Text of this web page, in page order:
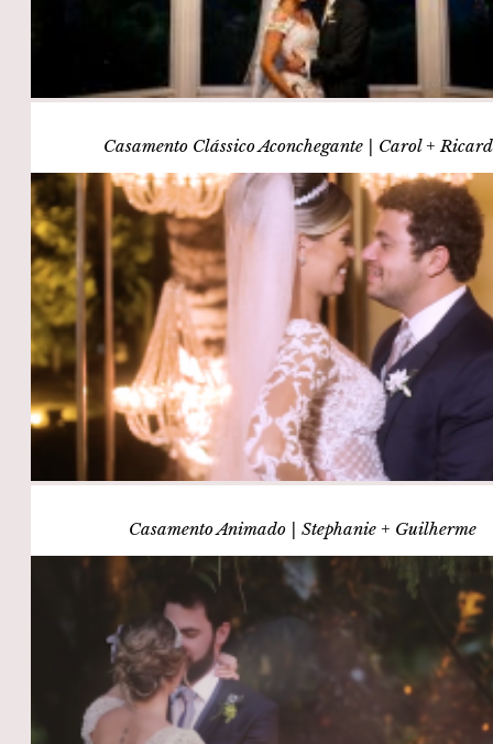
Casamento Clássico Aconchegante | Carol +
Casamento Animado | Stephanie + Guilherme